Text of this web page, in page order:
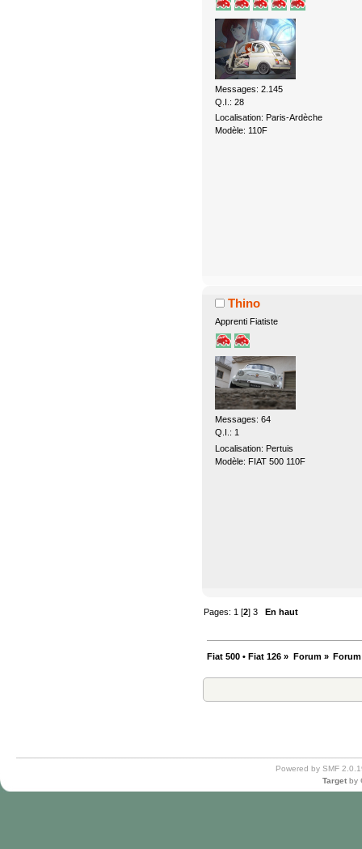
Messages: 2.145
Q.I.: 28
Localisation: Paris-Ardèche
Modèle: 110F
Thino
Apprenti Fiatiste
Messages: 64
Q.I.: 1
Localisation: Pertuis
Modèle: FIAT 500 110F
Pages: 1 [2]3 En haut
Fiat 500 • Fiat 126 » Forum»
Powered by SMF
Target by